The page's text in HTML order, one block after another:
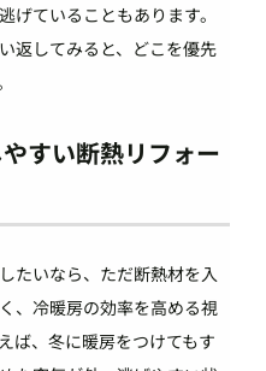
げていることもあります。
返してみると、どこを優先
すい断熱リフォー
たいなら、ただ断熱材を入
、冷暖房の効率を高める視
ば、冬に暖房をつけてもす